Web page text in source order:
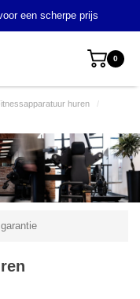
een scherpe prijs
0
huren
/